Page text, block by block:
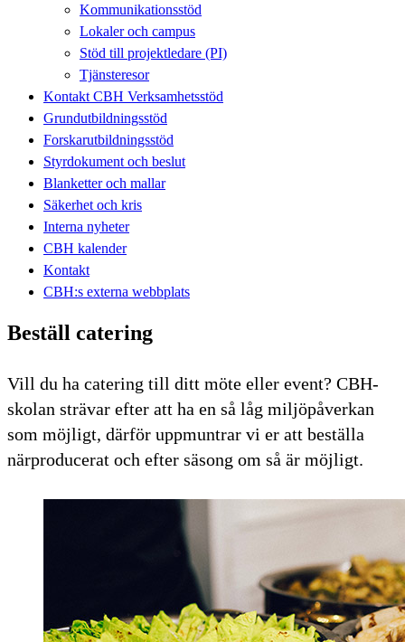
Kommunikationsstöd
Lokaler och campus
Stöd till projektledare (PI)
Tjänsteresor
Kontakt CBH Verksamhetsstöd
Grundutbildningsstöd
Forskarutbildningsstöd
Styrdokument och beslut
Blanketter och mallar
Säkerhet och kris
Interna nyheter
CBH kalender
Kontakt
CBH:s externa webbplats
Beställ catering
Vill du ha catering till ditt möte eller event? CBH-
skolan strävar efter att ha en så låg miljöpåverkan
som möjligt, därför uppmuntrar vi er att beställa
närproducerat och efter säsong om så är möjligt.